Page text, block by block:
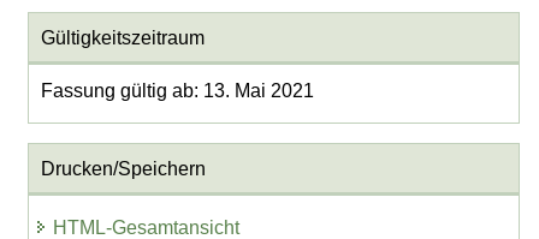
Gültigkeitszeitraum
Fassung gültig ab: 13. Mai 2021
Drucken/Speichern
HTML-Gesamtansicht